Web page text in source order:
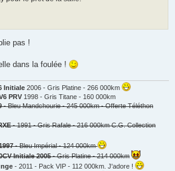
pas !
dans la foulée !
Initiale 2006 - Gris Platine - 266 000km
PRV 1998 - Gris Titane - 160 000km
- Bleu Mandchourie - 245 000km - Offerte Téléthon
- 1991 - Gris Rafale - 216 000km C.G. Collection
- Bleu Impérial - 124 000km
Initiale 2005- Gris Platine - 214 000km
- 2011 - Pack VIP - 112 000km. J'adore !